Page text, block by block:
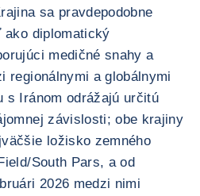
sa pravdepodobne
ako diplomatický
medičné snahy a
regionálnymi a globálnymi
s Iránom odrážajú určitú
závislosti; obe krajiny
ložisko zemného
South Pars, a od
2026 medzi nimi